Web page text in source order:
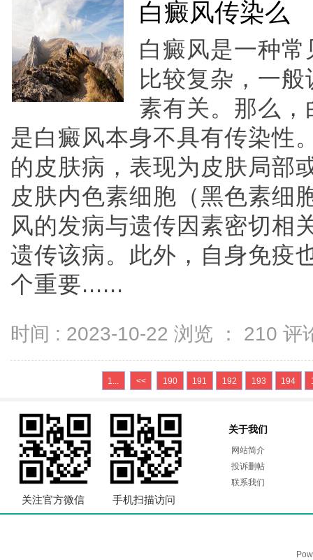
白癜风传染么
白癜风是一种
比较复杂，一
素有关。那么
是白癜风本身不具有传染性
的皮肤病，表现为皮肤局部
皮肤内色素细胞（黑色素细
风的发病与遗传因素密切相
遗传该病。此外，自身免疫
个重要......
时间 : 2023-10-22 浏览 ： 210 评
1... << 190 191 192 193 194
关注官方微信 手机扫描访问
关于我们
网站简介
投诉删帖
联系我们